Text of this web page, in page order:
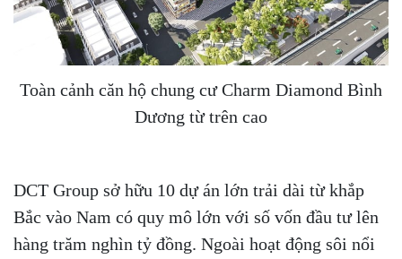
Toàn cảnh căn hộ chung cư Charm Diamond Bình
Dương từ trên cao
DCT Group sở hữu 10 dự án lớn trải dài từ khắp
Bắc vào Nam có quy mô lớn với số vốn đầu tư lên
hàng trăm nghìn tỷ đồng. Ngoài hoạt động sôi nổi